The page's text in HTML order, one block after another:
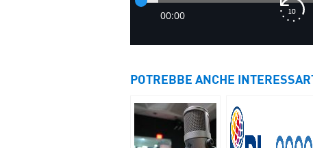
POTREBBE ANCHE